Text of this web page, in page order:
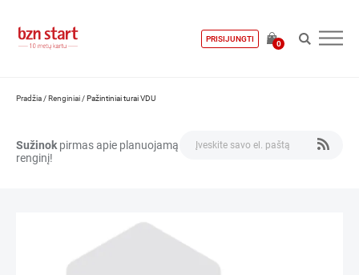
PRISIJUNGTI
0
Pradžia /Renginiai /Pažintiniai turai VDU
Sužinok pirmas apie planuojamą
renginį!